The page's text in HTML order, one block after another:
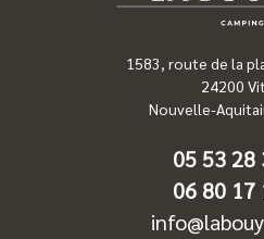
1583, route de la
24200
Nouvelle-
05 53 28
06 80 17